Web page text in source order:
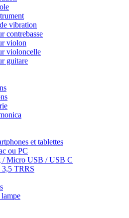
vibration
contrebasse
violon
violoncelle
guitare
et tablettes
ou PC
/ Micro USB / USB C
TRRS